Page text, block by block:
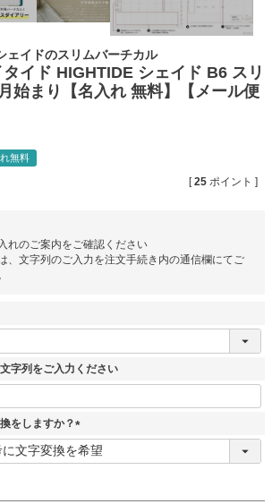
ェイドのスリムバーチカル
イド HIGHTIDE シェイド B6 スリ
始まり【名入れ 無料】【メール便
無料
[25 ポイント ]
れのご案内をご確認ください
、文字列のご入力を注文手続き内の通信欄にてご
字列をご入力ください
をしますか？
(
必